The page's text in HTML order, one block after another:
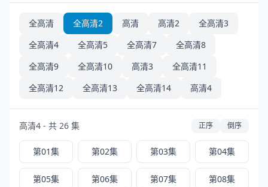
全高清 全高清2 高清 高清2
全高清3
全高清4
全高清5 全高清7
全高清8
全高清9
全高清10 高清3
全高清11
全高清12
全高清13 全高清14 高清4
高清4 - 共 26 集 正序 倒序
第01集 第02集 第03集 第04集
第05集 第06集 第07集 第08集